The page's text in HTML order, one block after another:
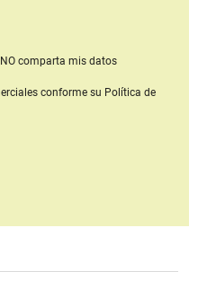
comparta mis datos
conforme su Política de